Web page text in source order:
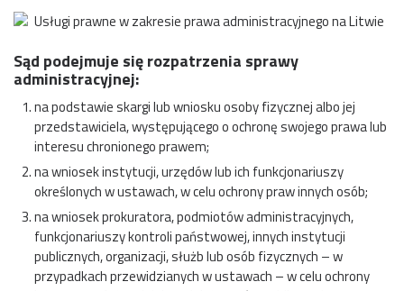
Sąd podejmuje się rozpatrzenia sprawy
administracyjnej:
na podstawie skargi lub wniosku osoby fizycznej albo jej
przedstawiciela, występującego o ochronę swojego prawa lub
interesu chronionego prawem;
na wniosek instytucji, urzędów lub ich funkcjonariuszy
określonych w ustawach, w celu ochrony praw innych osób;
na wniosek prokuratora, podmiotów administracyjnych,
funkcjonariuszy kontroli państwowej, innych instytucji
publicznych, organizacji, służb lub osób fizycznych – w
przypadkach przewidzianych w ustawach – w celu ochrony